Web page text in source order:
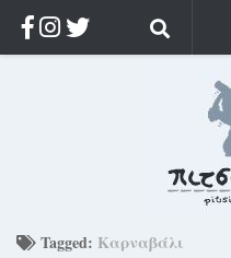
Ρίζα & Διάρκεια
Tagged: Καρναβάλι